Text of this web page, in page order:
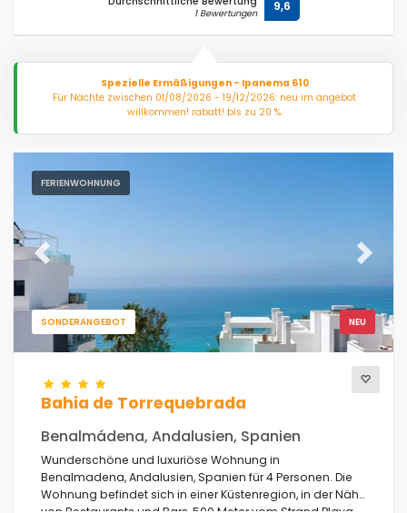
1 Bewertungen 9,6
Spezielle Ermäßigungen - Ipanema 610
Für Nächte zwischen 01/08/2026 - 19/12/2026: neu im angebot
willkommen! rabatt! bis zu 20 %.
FERIENWOHNUNG
NEU
SONDERANGEBOT
Previous Next
Bahia de Torrequebrada
Benalmádena, Andalusien, Spanien
Wunderschöne und luxuriöse Wohnung in
Benalmadena, Andalusien, Spanien für 4 Personen. Die
Wohnung befindet sich in einer Küstenregion, in der Nähe